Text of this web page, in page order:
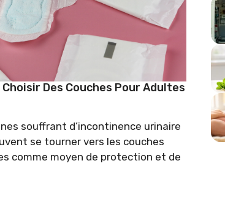
Des Couches Pour Adultes
souffrant d’incontinence urinaire
se tourner vers les couches
comme moyen de protection et de